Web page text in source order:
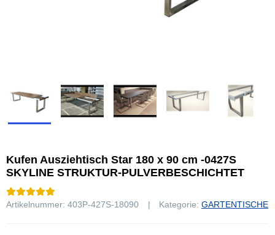
Kufen Ausziehtisch Star 180 x 90 cm -0427S
SKYLINE STRUKTUR-PULVERBESCHICHTET
Artikelnummer: 403P-427S-18090 Kategorie: GARTENTISCHE